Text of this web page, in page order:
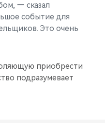
— сказал
событие для
Это очень
приобрести
подразумевает